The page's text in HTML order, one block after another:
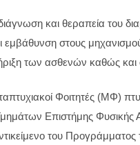
και θεραπεία του
στους
των ασθενών καθώς
Φοιτητές (ΜΦ)
Τμημάτων Επιστήμης
του